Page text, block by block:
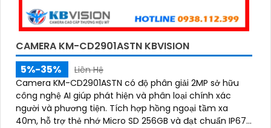
CAMERA KM-CD2901ASTN KBVISION
5%-35%
Liên Hệ
Camera KM-CD2901ASTN có độ phân giải 2MP sở hữu
công nghệ AI giúp phát hiện và phân loại chính xác
người và phương tiện. Tích hợp hồng ngoại tầm xa
40m, hỗ trợ thẻ nhớ Micro SD 256GB và đạt chuẩn IP67,